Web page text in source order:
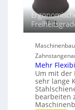
e
n
i
o
n
e
n
Mehr
Um mit der
sehr lange
bearbeiten